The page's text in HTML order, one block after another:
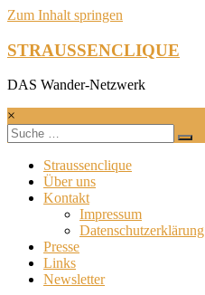
Zum Inhalt springen
STRAUSSENCLIQUE
DAS Wander-Netzwerk
×
Straussenclique
Über uns
Kontakt
Impressum
Datenschutzerklärung
Presse
Links
Newsletter